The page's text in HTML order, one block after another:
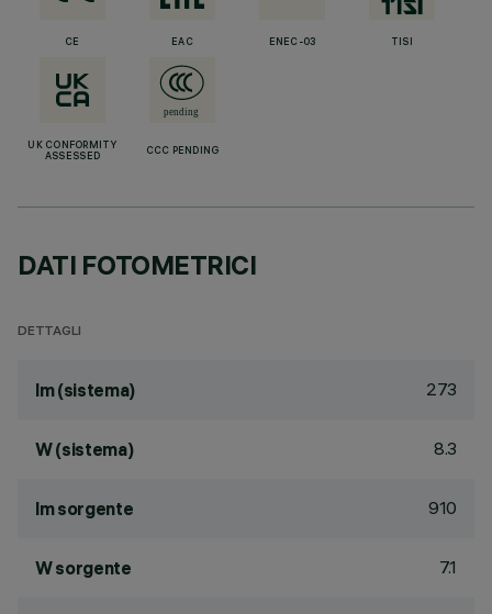
CE EAC ENEC-03 TISI
UK CONFORMITY
ASSESSED
CCC PENDING
DATI FOTOMETRICI
DETTAGLI
lm (sistema) 273
W (sistema) 8.3
lm sorgente 910
W sorgente 7.1